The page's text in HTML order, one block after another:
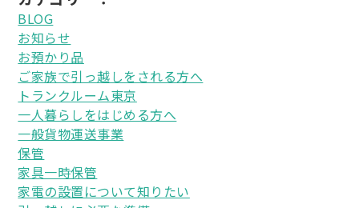
BLOG
お知らせ
お預かり品
ご家族で引っ越しをされる方へ
トランクルーム東京
一人暮らしをはじめる方へ
一般貨物運送事業
保管
家具一時保管
家電の設置について知りたい